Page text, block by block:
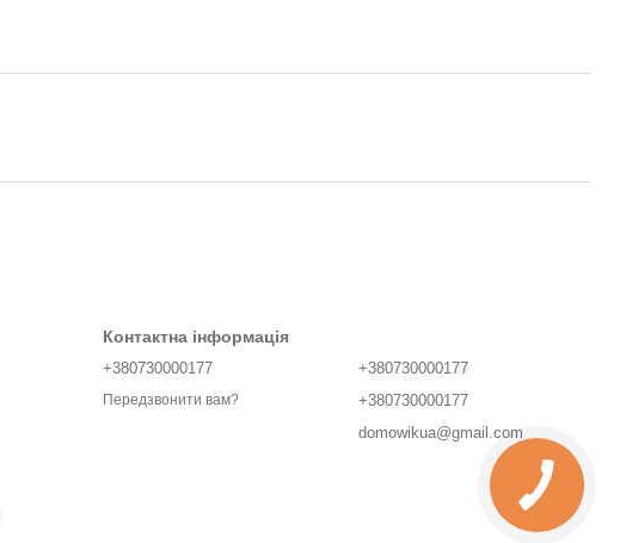
Контактна інформація
+380730000177
Передзвонити вам?
+380730000177
+380730000177
domowikua@gmail.com